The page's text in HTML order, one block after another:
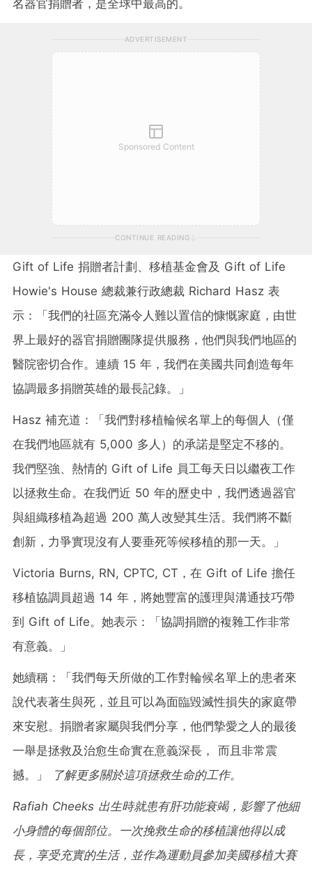
名器官捐贈者，是全球中最高的。
ADVERTISEMENT
Sponsored Content
CONTINUE READING
Gift of Life 捐贈者計劃、移植基金會及 Gift of Life
Howie's House 總裁兼行政總裁 Richard Hasz 表
示：「我們的社區充滿令人難以置信的慷慨家庭，由世
界上最好的器官捐贈團隊提供服務，他們與我們地區的
醫院密切合作。連續 15 年，我們在美國共同創造每年
協調最多捐贈英雄的最長記錄。」
Hasz 補充道：「我們對移植輪候名單上的每個人（僅
在我們地區就有 5,000 多人）的承諾是堅定不移的。
我們堅強、熱情的 Gift of Life 員工每天日以繼夜工作
以拯救生命。在我們近 50 年的歷史中，我們透過器官
與組織移植為超過 200 萬人改變其生活。我們將不斷
創新，力爭實現沒有人要垂死等候移植的那一天。」
Victoria Burns, RN, CPTC, CT，在 Gift of Life 擔任
移植協調員超過 14 年，將她豐富的護理與溝通技巧帶
到 Gift of Life。她表示：「協調捐贈的複雜工作非常
有意義。」
她續稱：「我們每天所做的工作對輪候名單上的患者來
說代表著生與死，並且可以為面臨毀滅性損失的家庭帶
來安慰。捐贈者家屬與我們分享，他們摯愛之人的最後
一舉是拯救及治愈生命實在意義深長， 而且非常震
撼。」
了解更多關於這項拯救生命的工作。
Rafiah Cheeks 出生時就患有肝功能衰竭，影響了他細
小身體的每個部位。一次挽救生命的移植讓他得以成
長，享受充實的生活，並作為運動員參加美國移植大賽